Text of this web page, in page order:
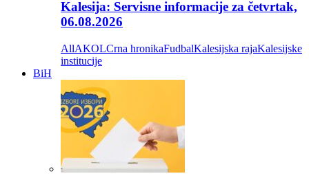
Kalesija: Servisne informacije za četvrtak,
06.08.2026
AllAKOLCrna hronikaFudbalKalesijska rajaKalesijske
institucije
BiH